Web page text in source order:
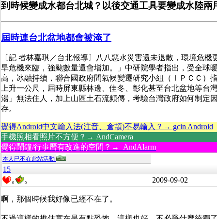
到時候變成水都台北城？以後交通工具要變成水陸兩
屆時連台北盆地都會被淹了
〔記 者林嘉琪／台北報導〕八八惡水災害還未退散，環境危機
旱危機來臨，強颱數量還會增加。」中研院學者指出，受全球
高，冰融持續，聯合國政府間氣候變遷研究小組（ＩＰＣＣ）
上升一公尺，屆時屏東縣林邊、佳冬、彰化甚至台北盆地等台
湯」無法住人，加上山區土石流頻傳，考驗台灣政府如何制定
存。
覺得Android中文輸入法(注音、倉頡)不易輸入？→ gcin Android
手機照相看照片不方便？→ AndCamera
覺得鬧鐘/行事曆有改進的空間？→ AndAlarm
本人已不在此站活動
15
0 0 2009-09-02
啊，那個時候我好像已經不在了。